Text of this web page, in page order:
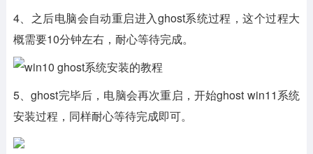
4、之后电脑会自动重启进入ghost系统过程，这个过程大
概需要10分钟左右，耐心等待完成。
5、ghost完毕后，电脑会再次重启，开始ghost win11系统
安装过程，同样耐心等待完成即可。